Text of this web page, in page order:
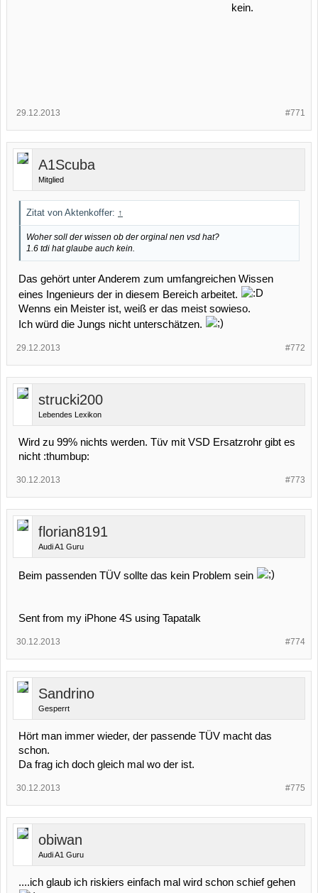
kein.
#771
29.12.2013
A1Scuba
Mitglied
Zitat von Aktenkoffer: ↑
Woher soll der wissen ob der orginal nen vsd hat?
1.6 tdi hat glaube auch kein.
Das gehört unter Anderem zum umfangreichen Wissen
eines Ingenieurs der in diesem Bereich arbeitet.
Wenns ein Meister ist, weiß er das meist sowieso.
Ich würd die Jungs nicht unterschätzen.
#772
29.12.2013
strucki200
Lebendes Lexikon
Wird zu 99% nichts werden. Tüv mit VSD Ersatzrohr gibt es
nicht :thumbup:
#773
30.12.2013
florian8191
Audi A1 Guru
Beim passenden TÜV sollte das kein Problem sein
Sent from my iPhone 4S using Tapatalk
#774
30.12.2013
Sandrino
Gesperrt
Hört man immer wieder, der passende TÜV macht das
schon.
Da frag ich doch gleich mal wo der ist.
#775
30.12.2013
obiwan
Audi A1 Guru
....ich glaub ich riskiers einfach mal wird schon schief gehen